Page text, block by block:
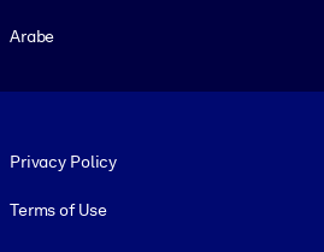
Arabe
Privacy Policy
Terms of Use